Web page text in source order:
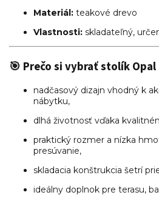
Materiál: teakové drevo
Vlastnosti: skladateľný,
🎯 Prečo si vybrať stolík Opal
nadčasový dizajn vhodný k
nábytku,
dlhá životnosť vďaka
praktický rozmer a nízka
presúvanie,
skladacia konštrukcia šetrí
ideálny doplnok pre terasu,